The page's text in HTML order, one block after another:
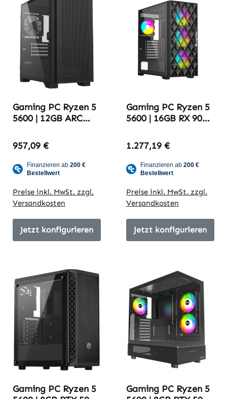
Gaming PC Ryzen 5
5600 | 12GB ARC
3200
957,09 €
Preise inkl. MwSt. zzgl.
Versandkosten
Jetzt konfigurieren
Gaming PC Ryzen 5
5600 | 16GB RX 9060
3600
1.277,19 €
Preise inkl. MwSt. zzgl.
Versandkosten
Jetzt konfigurieren
Gaming PC Ryzen 5
Gaming PC Ryzen 5